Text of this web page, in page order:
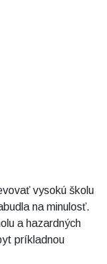
vysokú školu
na minulosť.
a hazardných
príkladnou